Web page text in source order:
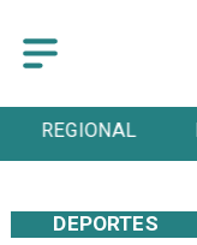
REGIONAL
DEPORTES